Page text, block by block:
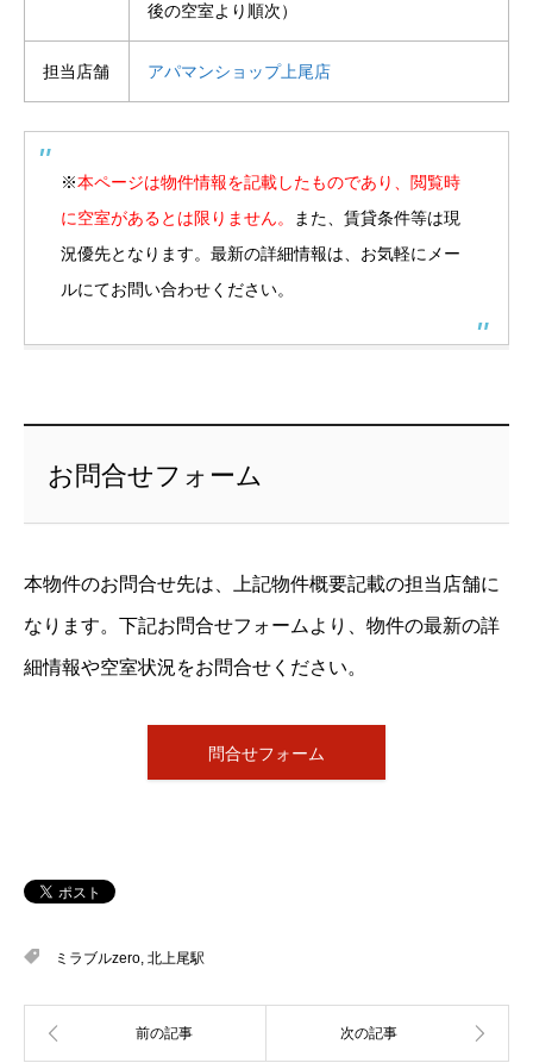
後の空室より順次）
担当店舗 アパマンショップ上尾店
※本ページは物件情報を記載したものであり、閲覧時
に空室があるとは限りません。
また、賃貸条件等は現
況優先となります。最新の詳細情報は、お気軽にメー
ルにてお問い合わせください。
お問合せフォーム
本物件のお問合せ先は、上記物件概要記載の担当店舗に
なります。下記お問合せフォームより、物件の最新の詳
細情報や空室状況をお問合せください。
問合せフォーム
ミラブルzero 北上尾駅